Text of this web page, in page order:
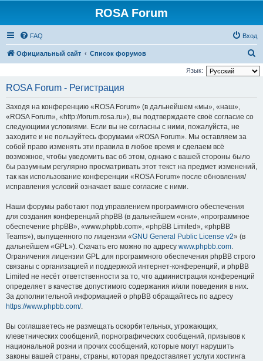
ROSA Forum
FAQ Вход
Официальный сайт Список форумов
о
Язык:
ROSA Forum - Регистрация
Заходя на конференцию «ROSA Forum» (в дальнейшем «мы», «наш»,
«ROSA Forum», «http://forum.rosa.ru»), вы подтверждаете своё согласие со
следующими условиями. Если вы не согласны с ними, пожалуйста, не
заходите и не пользуйтесь форумами «ROSA Forum». Мы оставляем за
собой право изменять эти правила в любое время и сделаем всё
возможное, чтобы уведомить вас об этом, однако с вашей стороны было
бы разумным регулярно просматривать этот текст на предмет изменений,
так как использование конференции «ROSA Forum» после обновления/
исправления условий означает ваше согласие с ними.
Наши форумы работают под управлением программного обеспечения
для создания конференций phpBB (в дальнейшем «они», «программное
обеспечение phpBB», «www.phpbb.com», «phpBB Limited», «phpBB
Teams»), выпущенного по лицензии «GNU General Public License v2» (в
дальнейшем «GPL»). Скачать его можно по адресу www.phpbb.com.
Ограничения лицензии GPL для программного обеспечения phpBB строго
связаны с организацией и поддержкой интернет-конференций, и phpBB
Limited не несёт ответственности за то, что администрация конференций
определяет в качестве допустимого содержания и/или поведения в них.
За дополнительной информацией о phpBB обращайтесь по адресу
https://www.phpbb.com/.
Вы соглашаетесь не размещать оскорбительных, угрожающих,
клеветнических сообщений, порнографических сообщений, призывов к
национальной розни и прочих сообщений, которые могут нарушить
законы вашей страны, страны, которая предоставляет услуги хостинга